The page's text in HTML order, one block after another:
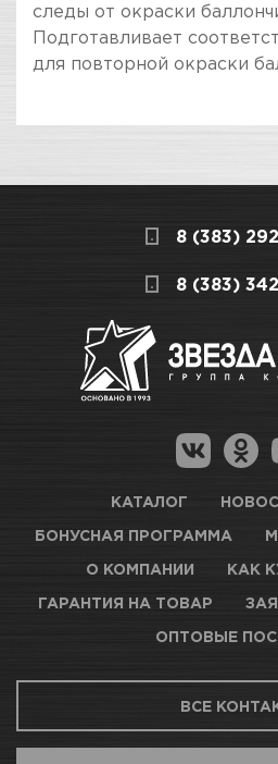
следы от окраски
Подготавливает
для повторной окраски
СКЛАДСКОЙ КОМПЛЕКС
Нет в наличии
Новосибирск, Петухова,
КАРТА ПРОЕЗДА И КОНТАКТЫ
Новосибирск, Богдана
получение товара
поэтому подготовили для
Как купить товар?
Гарантия на товар
Магазины для
Оптовые поставки
8 (383)
8 (383)
КАТАЛОГ
БОНУСНАЯ ПРОГРАММА
О КОМПАНИИ КАК
ГАРАНТИЯ НА ТОВАР
ОПТОВЫЕ
ВСЕ